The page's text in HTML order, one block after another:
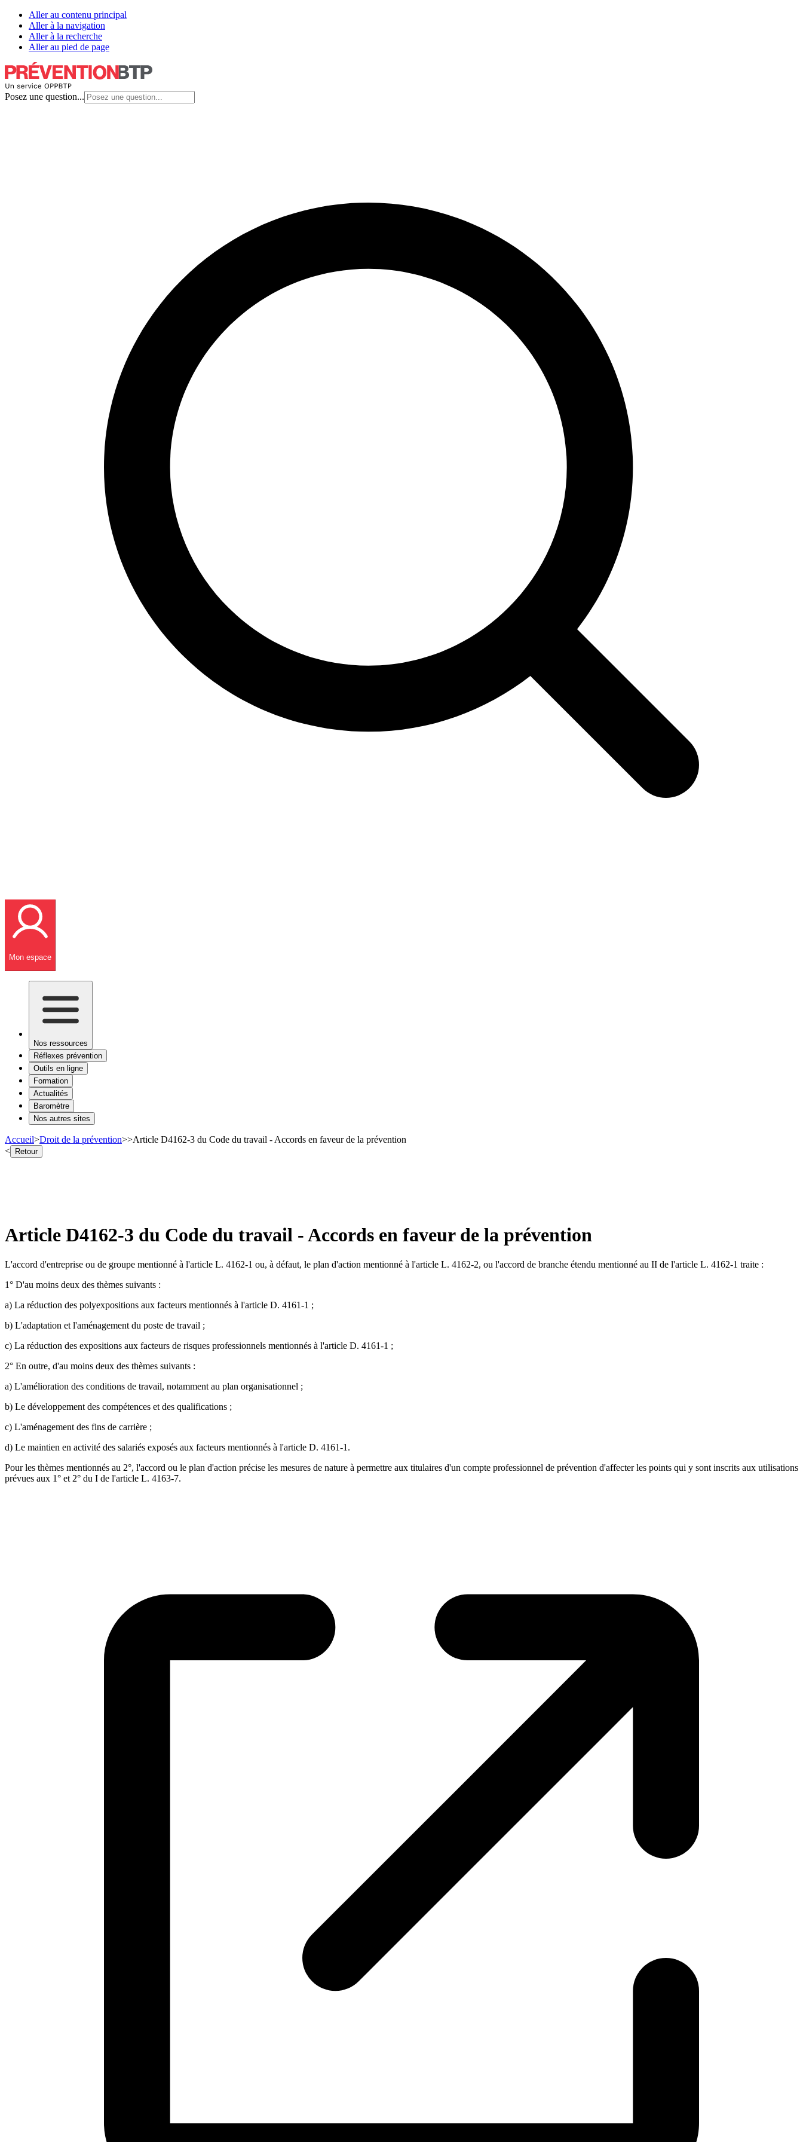
Aller au contenu principal
Aller à la navigation
Aller à la recherche
Aller au pied de page
Posez une question...
Mon espace
Nos ressources
Réflexes prévention
Outils en ligne
Formation
Actualités
Baromètre
Nos autres sites
Accueil>Droit de la prévention>>Article D4162-3 du Code du travail - Accords en faveur de la prévention
< Retour
Article D4162-3 du Code du travail - Accords en faveur de la prévention
L'accord d'entreprise ou de groupe mentionné à l'article L. 4162-1 ou, à défaut, le plan d'action mentionné à l'article L. 4162-2, ou l'accord de branche étendu mentionné au II de l'article L. 4162-1 traite :
1° D'au moins deux des thèmes suivants :
a) La réduction des polyexpositions aux facteurs mentionnés à l'article D. 4161-1 ;
b) L'adaptation et l'aménagement du poste de travail ;
c) La réduction des expositions aux facteurs de risques professionnels mentionnés à l'article D. 4161-1 ;
2° En outre, d'au moins deux des thèmes suivants :
a) L'amélioration des conditions de travail, notamment au plan organisationnel ;
b) Le développement des compétences et des qualifications ;
c) L'aménagement des fins de carrière ;
d) Le maintien en activité des salariés exposés aux facteurs mentionnés à l'article D. 4161-1.
Pour les thèmes mentionnés au 2°, l'accord ou le plan d'action précise les mesures de nature à permettre aux titulaires d'un compte professionnel de prévention d'affecter les points qui y sont inscrits aux utilisations
prévues aux 1° et 2° du I de l'article L. 4163-7.